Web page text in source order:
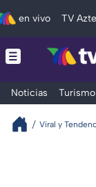
en vivo TV
Noticias Turismo
Viral y